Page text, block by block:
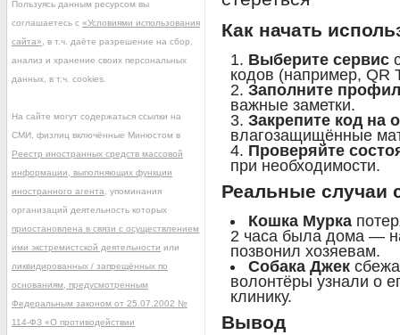
Как начать
Выберите сервис
кодов (например, QR
Заполните
важные заметки.
Закрепите код на
влагозащищённые
Проверяйте
при необходимости.
Реальные случаи
Кошка Мурка
2 часа была дома —
позвонил хозяевам.
Собака Джек
волонтёры узнали о
клинику.
Вывод
Пользуясь данным ресурсом вы
соглашаетесь с «Условиями использования
сайта» , в т.ч. даёте разрешение на сбор,
анализ и хранение своих персональных
данных, в т.ч. cookies.
На сайте могут содержаться ссылки на
СМИ, физлиц включённые Минюстом в
Реестр иностранных средств массовой
информации, выполняющих функции
иностранного агента , упоминания
организаций деятельность которых
приостановлена в связи с осуществлением
ими экстремистской деятельности или
ликвидированных / запрещённых по
основаниям, предусмотренным
Федеральным законом от 25.07.2002 №
114-ФЗ «О противодействии